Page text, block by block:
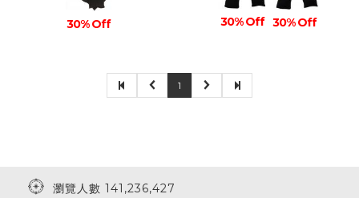
30% Off 30% Off 30% Off
1
瀏覽人數 141,236,427